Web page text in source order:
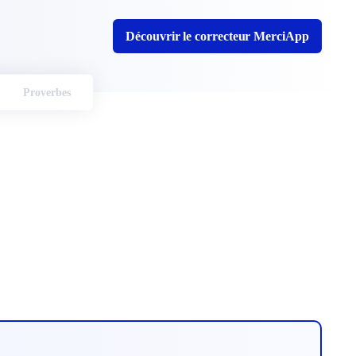
Découvrir le correcteur MerciApp
Proverbes